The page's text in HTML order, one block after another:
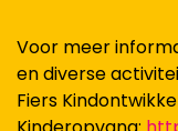
Voor meer
en diverse
Fiers